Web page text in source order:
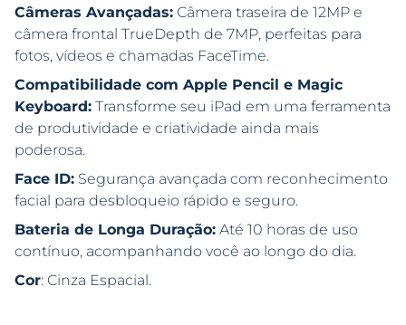
Câmeras Avançadas: Câmera traseira de 12MP e
câmera frontal TrueDepth de 7MP, perfeitas para
fotos, vídeos e chamadas FaceTime.
Compatibilidade com Apple Pencil e Magic
Keyboard: Transforme seu iPad em uma ferramenta
de produtividade e criatividade ainda mais
poderosa.
Face ID: Segurança avançada com reconhecimento
facial para desbloqueio rápido e seguro.
Bateria de Longa Duração: Até 10 horas de uso
contínuo, acompanhando você ao longo do dia.
Cor: Cinza Espacial.